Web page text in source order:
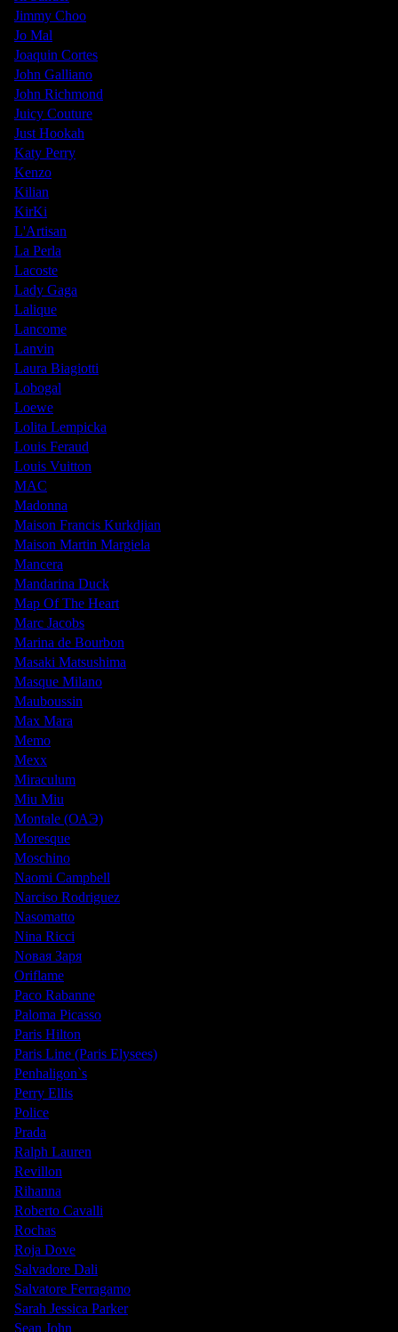
Jimmy Choo
Jo Mal
Joaquin Cortes
John Galliano
John Richmond
Juicy Couture
Just Hookah
Katy Perry
Kenzo
Kilian
KirKi
L'Artisan
La Perla
Lacoste
Lady Gaga
Lalique
Lancome
Lanvin
Laura Biagiotti
Lobogal
Loewe
Lolita Lempicka
Louis Feraud
Louis Vuitton
MAC
Madonna
Maison Francis Kurkdjian
Maison Martin Margiela
Mancera
Mandarina Duck
Map Of The Heart
Marc Jacobs
Marina de Bourbon
Masaki Matsushima
Masque Milano
Mauboussin
Max Mara
Memo
Mexx
Miraculum
Miu Miu
Montale (ОАЭ)
Moresque
Moschino
Naomi Campbell
Narciso Rodriguez
Nasomatto
Nina Ricci
Nовая Заря
Oriflame
Paco Rabanne
Paloma Picasso
Paris Hilton
Paris Line (Paris Elysees)
Penhaligon`s
Perry Ellis
Police
Prada
Ralph Lauren
Revillon
Rihanna
Roberto Cavalli
Rochas
Roja Dove
Salvadore Dali
Salvatore Ferragamo
Sarah Jessica Parker
Sean John